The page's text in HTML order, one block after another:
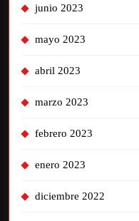
junio 2023
mayo 2023
abril 2023
marzo 2023
febrero 2023
enero 2023
diciembre 2022